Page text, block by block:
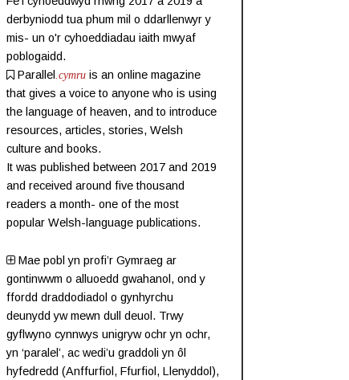
derbyniodd tua phum mil o ddarllenwyr y
mis- un o'r cyhoeddiadau iaith mwyaf
poblogaidd.
Parallel .cymru is an online magazine
that gives a voice to anyone who is using
the language of heaven, and to introduce
resources, articles, stories, Welsh
culture and books.
It was published between 2017 and 2019
and received around five thousand
readers a month- one of the most
popular Welsh-language publications.
Mae pobl yn profi’r Gymraeg ar
gontinwwm o alluoedd gwahanol, ond y
ffordd draddodiadol o gynhyrchu
deunydd yw mewn dull deuol. Trwy
gyflwyno cynnwys unigryw ochr yn ochr,
yn ‘paralel’, ac wedi’u graddoli yn ôl
hyfedredd (Anffurfiol , Ffurfiol , Llenyddol ),